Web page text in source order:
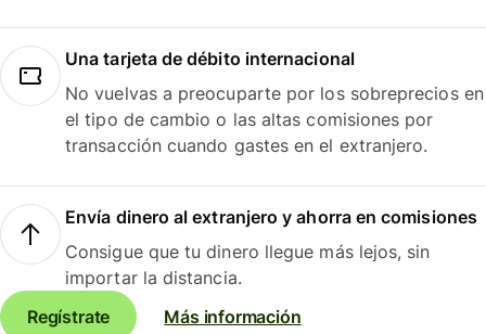
Una tarjeta de débito internacional
No vuelvas a preocuparte por los sobreprecios en
el tipo de cambio o las altas comisiones por
transacción cuando gastes en el extranjero.
Envía dinero al extranjero y ahorra en comisiones
Consigue que tu dinero llegue más lejos, sin
importar la distancia.
Regístrate
Más información